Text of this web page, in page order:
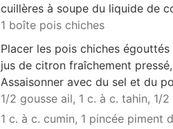
cuillères à soupe du liquide de
1 boîte pois chiches
Placer les pois chiches
jus de citron fraîchement
Assaisonner avec du sel et du
1/2 gousse ail, 1 c. à c. tahin, 1/
1 c. à c. cumin, 1 pincée piment